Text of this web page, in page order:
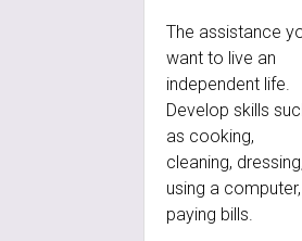
The assistance
want to live an
independent life.
Develop skills
as cooking,
cleaning, dressing,
using a
paying bills.